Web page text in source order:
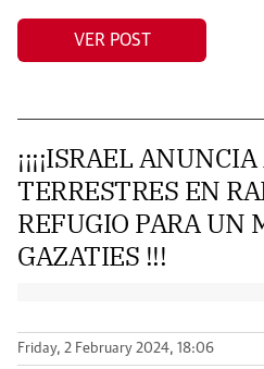
VER POST
¡¡¡¡ISRAEL
TERRESTRES EN
REFUGIO PARA UN
GAZATIES !!!
Friday, 2 February 2024, 18:06